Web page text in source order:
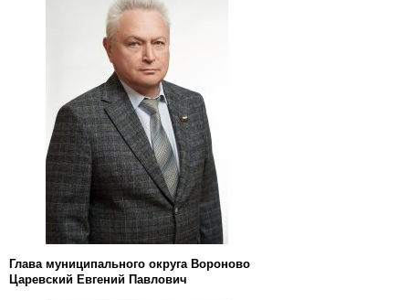
Глава муниципального округа Вороново
Царевский Евгений Павлович